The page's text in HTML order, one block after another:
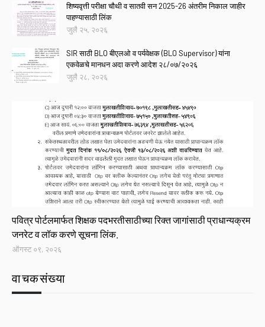
शिष्यवृत्ती परीक्षा चौथी व सातवी सन 2025-26 अंतरीम निकाल जाहीर
पाहण्यासाठी लिंक
जुलै २५, २०२६
SIR साठी BLO बीएलओ व पर्यवेक्षक (BLO Supervisor) यांना
एकवेळचे मानधन अदा करणे आदेश २८/०७/२०२६
जुलै २८, २०२६
पवित्र पोर्टलमार्फत शिक्षक पदभरतीसाठीच्या रिक्त जागांसाठी प्राधान्यक्रम
जनरेट व लॉक करणे सूचना लिंक.
ऑगस्ट ०९, २०२६
वाचकसंख्या